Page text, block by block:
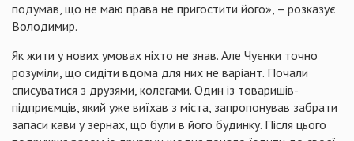
подумав, що не маю права не пригостити його», – розказує
Володимир.
Як жити у нових умовах ніхто не знав. Але Чуєнки точно
розуміли, що сидіти вдома для них не варіант. Почали
списуватися з друзями, колегами. Один із товаришів-
підприємців, який уже виїхав з міста, запропонував забрати
запаси кави у зернах, що були в його будинку. Після цього